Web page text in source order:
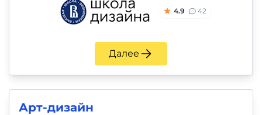
4.9 42
Далее
Арт-дизайн